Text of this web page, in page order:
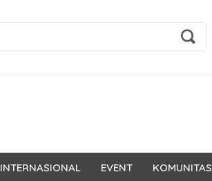
INTERNASIONAL EVENT KOMUNITAS